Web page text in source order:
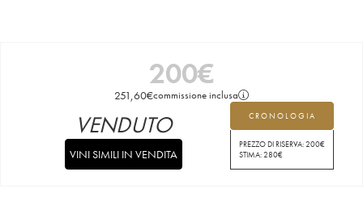
200€
251,60€commissione inclusa
CRONOLOGIA
PREZZO DI RISERVA:200€
STIMA:280€
VENDUTO
VINI SIMILI IN VENDITA